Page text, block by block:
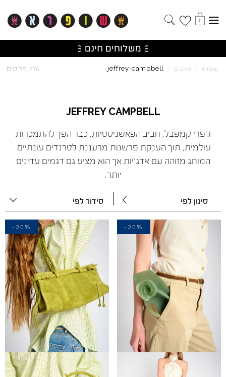
0
שופרא / מותגים /
jeffrey-campbell
JEFFREY CAMPBELL
ג'פרי קמפבל, חביב הפאשניסטיות, כבר הפך להתמכרות
עולמית, תוך הענקת פרשנות מרעננת לטרנדים עונתיים.
המותג מזוהה עם אדג'יות אך הוא מציע גם דגמים עדינים
יותר.
סינון לפי
276 פריטים
סידור לפי
-20%
-20%